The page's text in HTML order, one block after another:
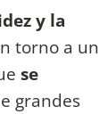
y la
torno a un
se
grandes